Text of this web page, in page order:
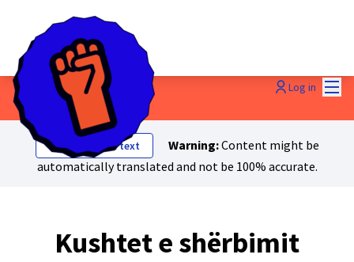
Log in
Show original text Warning:Content might be
automatically translated and not be 100% accurate.
Kushtet e shërbimit